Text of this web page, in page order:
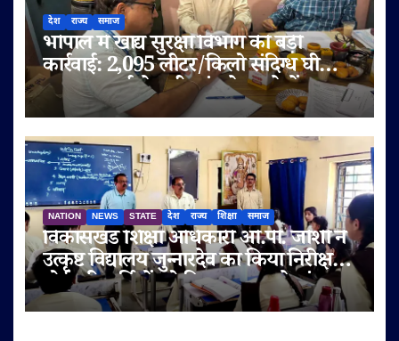
देश राज्य समाज
भोपाल में खाद्य सुरक्षा विभाग की बड़ी
कार्रवाई: 2,095 लीटर/किलो संदिग्ध घी
जब्त, सप्लाई चेन भी जांच के दायरे में
NATION NEWS STATE देश राज्य शिक्षा समाज
विकासखंड शिक्षा अधिकारी ओ.पी. जोशी ने
उत्कृष्ट विद्यालय जुन्नारदेव का किया निरीक्षण,
बोर्ड परीक्षार्थियों को दिए सफलता के मंत्र